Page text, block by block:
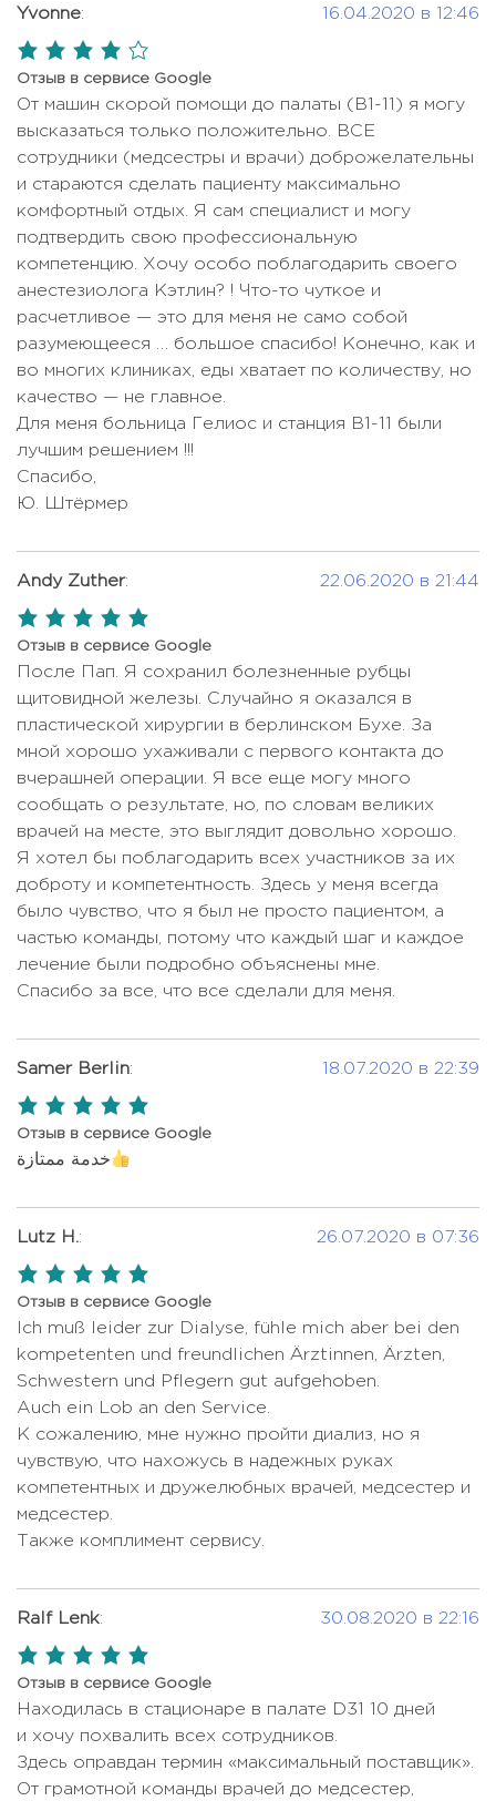
Консультация онкогематолога 587 USD
Консультация ортопеда
Консультация отоларинголога Цена по запросу
Консультация офтальмолога Цена по запросу
469 USD - 587
USD
469 USD
Консультация уролога Цена по запросу
КТ (компьютерная томография) Цена по запросу
КТ грудной / брюшной полостей и
органов малого таза
Цена по запросу
КТ грудной клетки
Маммография
МРТ брюшной полости Цена по запросу
МРТ брюшной полости с
контрастом
Цена по запросу
МРТ головного мозга Цена по запросу
МРТ головного мозга с
контрастом
Цена по запросу
МРТ грудной клетки Цена по запросу
МРТ поясничного отдела Цена по запросу
3104 USD - 3398
Онкологический Check-up для
женщин
мужчин
Пальцевое ректальное
исследование простаты
ПАП-тест (мазок Папаниколау) Цена по запросу
ПЭТ-КТ при лимфоме
ПЭТ-КТ с Галлием 68(DOTATATE)2583 USD
Ревизия гистологического
Рентген Цена по запросу
Рентгенография грудной клетки
Функциональные тесты
щитовидной железы (включая T3 /
T4 / TSH)
Цена по запросу
Лапароскопическая тотальная
мезоректумэктомия
Цена по запросу
Лигирование геморроидальных
узлов латексными кольцами
Лимфаденэктомия Цена по запросу
Лучевая терапия 9393 USD
Лучевая терапия опухолей
головного мозга
Цена по запросу
Лучевая терапия при раке гортани Цена по запросу
Лучевая терапия при раке
желудка
Цена по запросу
кишечника
Лучевая терапия при раке легких
пищевода
Лучевая терапия при раке почки Цена по запросу
Лучевая терапия при раке
простаты
Цена по запросу
Лучевая терапия при раке шейки
матки
Лучевая терапия при раке яичка Цена по запросу
Лучевая терапия при раке яичника Цена по запросу
Лучевая терапия при саркоме
21134 USD -
25831 USD
Малоинвазивная фузия
позвоночника (сращение
соседних позвонков)
Цена по запросу
Медикаментозное лечение
эпилепсии
Цена по запросу
Неврологическая реабилитация
Оментэктомия Цена по запросу
Операция при вальгусной
Цена по запросу
Операция при гинекомастии Цена по запросу
Операция при переломе
предплечья
Цена по запросу
Операция при пупочной грыже
Операция при раке легких Цена по запросу
Операция при раке
поджелудочной железы
Операция при раке толстого
кишечника
Цена по запросу
Операция при раке яичников Цена по запросу
Yvonne: 16.04.2020 в 12:46
4,0
rating
Отзыв в сервисе Google
От машин скорой помощи до палаты (B1-11) я могу
высказаться только положительно. ВСЕ
сотрудники (медсестры и врачи) доброжелательны
и стараются сделать пациенту максимально
комфортный отдых. Я сам специалист и могу
подтвердить свою профессиональную
компетенцию. Хочу особо поблагодарить своего
анестезиолога Кэтлин? ! Что-то чуткое и
расчетливое — это для меня не само собой
разумеющееся … большое спасибо! Конечно, как и
во многих клиниках, еды хватает по количеству, но
качество — не главное.
Для меня больница Гелиос и станция В1-11 были
лучшим решением !!!
Спасибо,
Ю. Штёрмер
Andy Zuther: 22.06.2020 в 21:44
5,0
rating
Отзыв в сервисе Google
После Пап. Я сохранил болезненные рубцы
щитовидной железы. Случайно я оказался в
пластической хирургии в берлинском Бухе. За
мной хорошо ухаживали с первого контакта до
вчерашней операции. Я все еще могу много
сообщать о результате, но, по словам великих
врачей на месте, это выглядит довольно хорошо.
Я хотел бы поблагодарить всех участников за их
доброту и компетентность. Здесь у меня всегда
было чувство, что я был не просто пациентом, а
частью команды, потому что каждый шаг и каждое
лечение были подробно объяснены мне.
Спасибо за все, что все сделали для меня.
Samer Berlin: 18.07.2020 в 22:39
5,0
rating
Отзыв в сервисе Google
خدمة ممتازة
Lutz H.: 26.07.2020 в 07:36
5,0
rating
Отзыв в сервисе Google
Ich muß leider zur Dialyse, fühle mich aber bei den
kompetenten und freundlichen Ärztinnen, Ärzten,
Schwestern und Pflegern gut aufgehoben.
Auch ein Lob an den Service.
К сожалению, мне нужно пройти диализ, но я
чувствую, что нахожусь в надежных руках
компетентных и дружелюбных врачей, медсестер и
медсестер.
Также комплимент сервису.
Ralf Lenk: 30.08.2020 в 22:16
5,0
rating
Отзыв в сервисе Google
Находилась в стационаре в палате D31 10 дней
и хочу похвалить всех сотрудников.
Здесь оправдан термин «максимальный поставщик».
От грамотной команды врачей до медсестер,